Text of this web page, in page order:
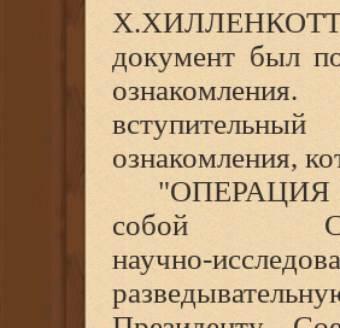
документ был
ознакомления,
"ОПЕРАЦИЯ
собой